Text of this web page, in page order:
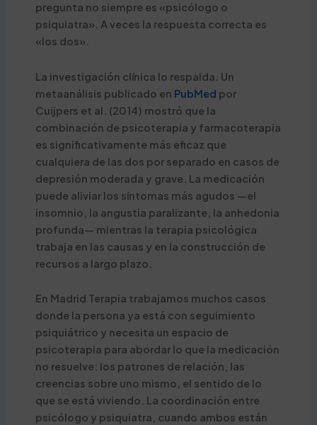
pregunta no siempre es «psicólogo o
psiquiatra». A veces la respuesta correcta es
«los dos».
La investigación clínica lo respalda. Un
metaanálisis publicado en PubMed por
Cuijpers et al. (2014) mostró que la
combinación de psicoterapia y farmacoterapia
es significativamente más eficaz que
cualquiera de las dos por separado en casos de
depresión moderada y grave. La medicación
puede aliviar los síntomas más agudos —el
insomnio, la angustia paralizante, la anhedonia
profunda— mientras la terapia psicológica
trabaja en las causas y en la construcción de
recursos a largo plazo.
En Madrid Terapia trabajamos muchos casos
donde la persona ya está con seguimiento
psiquiátrico y necesita un espacio de
psicoterapia para abordar lo que la medicación
no resuelve: los patrones de relación, las
creencias sobre uno mismo, el sentido de lo
que se está viviendo. La coordinación entre
psicólogo y psiquiatra, cuando ambos están